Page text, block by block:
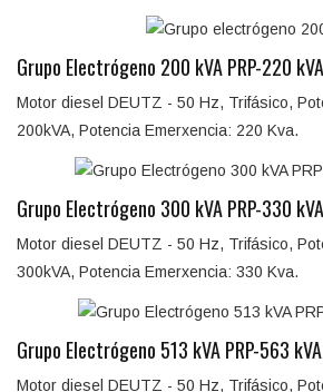
Grupo Electrógeno 200 kVA PRP-220
Motor diesel DEUTZ - 50 Hz, Trifásico,
200kVA, Potencia Emerxencia: 220 Kva.
Grupo Electrógeno 300 kVA PRP-330
Motor diesel DEUTZ - 50 Hz, Trifásico,
300kVA, Potencia Emerxencia: 330 Kva.
Grupo Electrógeno 513 kVA PRP-563
Motor diesel DEUTZ - 50 Hz, Trifásico,